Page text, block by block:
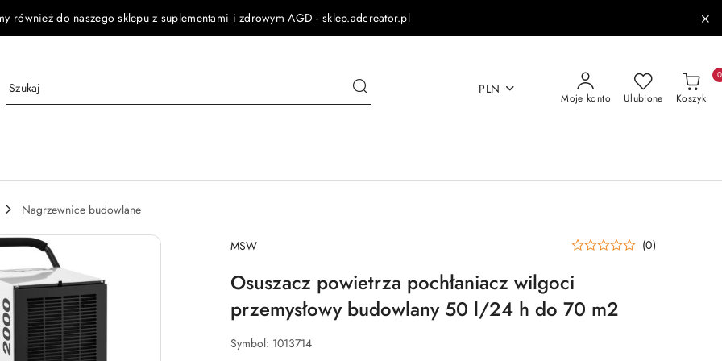
również do naszego sklepu z suplementami i zdrowym AGD - sklep.adcreator.pl
PLN
Moje konto Ulubione Koszyk
0
Nagrzewnice budowlane
NAZWA
PRODUCENTA:
MSW (0)
Osuszacz powietrza pochłaniacz wilgoci
przemysłowy budowlany 50 l/24 h do 70 m2
Symbol: 1013714